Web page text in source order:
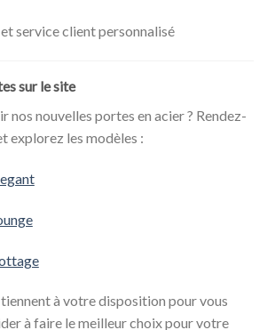
service client personnalisé
sur le site
nos nouvelles portes en acier ? Rendez-
explorez les modèles :
à votre disposition pour vous
à faire le meilleur choix pour votre